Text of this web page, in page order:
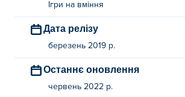
Ігри на вміння
Дата релізу
березень 2019 р.
Останнє оновлення
червень 2022 р.